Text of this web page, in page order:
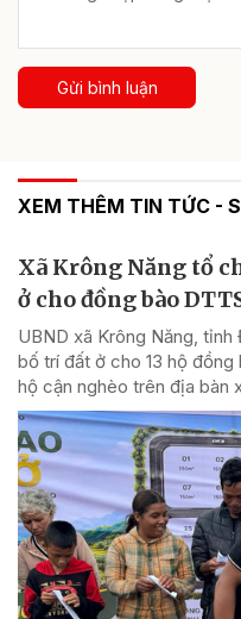
Gửi bình luận
XEM THÊM TIN TỨC -
Xã Krông Năng tổ
ở cho đồng bào
UBND xã Krông Năng,
bố trí đất ở cho 13 hộ
hộ cận nghèo trên địa bàn